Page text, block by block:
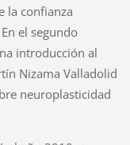
la confianza
el segundo
introducción al
Nizama Valladolid
neuroplasticidad